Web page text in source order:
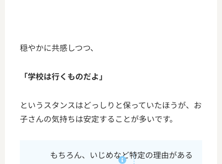
穏やかに共感しつつ、
「学校は行くものだよ」
というスタンスはどっしりと保っていたほうが、お
子さんの気持ちは安定することが多いです。
もちろん、いじめなど特定の理由がある